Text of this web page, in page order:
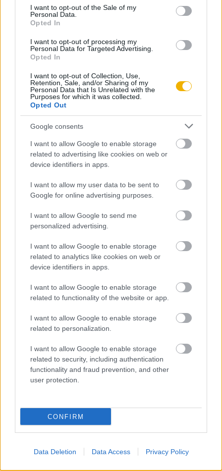
consent section.
I want to opt-out of the Sale of my
Personal Data.
Opted In
I want to opt-out of processing my
Personal Data for Targeted Advertising.
Opted In
I want to opt-out of Collection, Use,
Retention, Sale, and/or Sharing of my
Personal Data that Is Unrelated with the
Purposes for which it was collected.
Opted Out
Google consents
I want to allow Google to enable storage
related to advertising like cookies on web or
device identifiers in apps.
I want to allow my user data to be sent to
Google for online advertising purposes.
I want to allow Google to send me
personalized advertising.
I want to allow Google to enable storage
related to analytics like cookies on web or
device identifiers in apps.
I want to allow Google to enable storage
related to functionality of the website or app.
I want to allow Google to enable storage
related to personalization.
I want to allow Google to enable storage
related to security, including authentication
functionality and fraud prevention, and other
user protection.
CONFIRM
Data Deletion Data Access Privacy Policy
társadalomban „van átjárás egyik emeletről a másikra”. Ezen
sajátosság „földrajzi” megnyilvánulása volt az érintetlen
alföldi településhálózat korában a városok hinterlandjának
majd teljes hiánya; márpedig a vonzásterület – a klasszikus
mert enélkül nincs központi funkció, központi funkció nélkül
pedig város.
Ezt az ellentmondást egyes geográfusok – mindenekelőtt
Szerző
Beluszky Pál
Ismerje meg
A szerző cikkei
Lapszám
1993/8-9.
A török hódoltság kora (1526-1686-ig)
Cikkek